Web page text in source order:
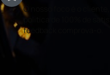
O nosso foco é o cliente,
politica de 100% de
feedback comprova-o.